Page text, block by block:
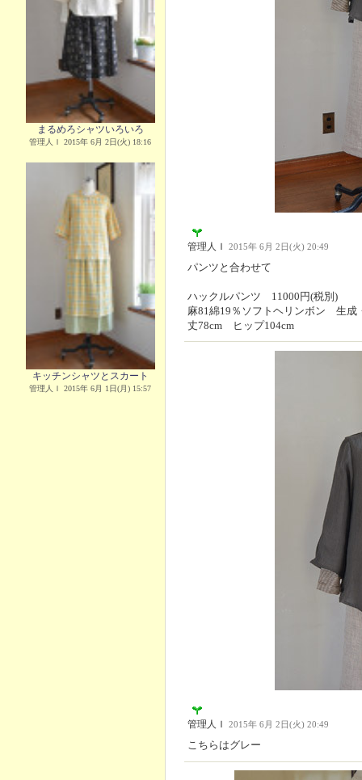
まるめろシャツいろいろ
管理人Ｉ 2015年 6月 2日(火) 18:16
キッチンシャツとスカート
管理人Ｉ 2015年 6月 1日(月) 15:57
管理人Ｉ 2015年 6月 2日(火) 20:49
パンツと合わせて
ハックルパンツ 11000円(税別)
麻81綿19％ソフトヘリンボン 生成
丈78cm ヒップ104cm
管理人Ｉ 2015年 6月 2日(火) 20:49
こちらはグレー